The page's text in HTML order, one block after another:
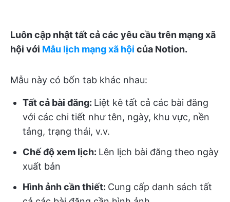
Luôn cập nhật tất cả các yêu cầu trên mạng xã
hội với Mẫu lịch mạng xã hội của Notion.
Mẫu này có bốn tab khác nhau:
Tất cả bài đăng: Liệt kê tất cả các bài đăng
với các chi tiết như tên, ngày, khu vực, nền
tảng, trạng thái, v.v.
Chế độ xem lịch: Lên lịch bài đăng theo ngày
xuất bản
Hình ảnh cần thiết: Cung cấp danh sách tất